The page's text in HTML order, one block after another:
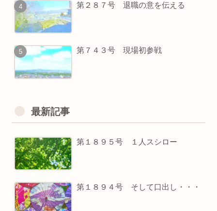
第２８７号 退職の意を伝える
第７４３号 現場初参戦
最新記事
第１８９５号 １人スシロー
第１８９４号 そして口出し・・・